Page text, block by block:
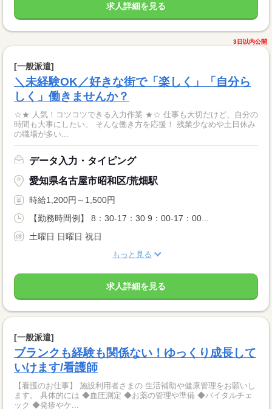
求人詳細を見る
3日以内公開
[一般派遣]
＼未経験OK／好きな街で「楽しく」「自分ら
しく」働きませんか？
☆★ 人気！コツコツできる入力作業 ★☆ 仕事も大切だけど、自分の
時間も大事にしたい。 そんな働き方を応援！ 残業少なめや土日休み
の職場が多い...
データ入力・タイピング
愛知県名古屋市昭和区/荒畑駅
時給1,200円～1,500円
【勤務時間例】 8：30-17：30 9：00-17：00...
土曜日 日曜日 祝日
もっと見る
求人詳細を見る
[一般派遣]
ブランクも経験も関係ない！ゆっくり成長して
いけます/看護師
【看護のお仕事】 施設利用者さまの 生活補助や健康管理をお願いし
ます。 具体的には ◆血圧測定 ◆お薬の管理や準備 ◆バイタルチェ
ック ◆発疹やケ...